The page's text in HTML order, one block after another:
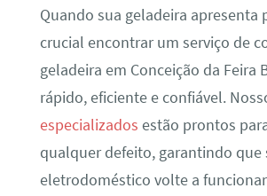
Quando sua geladeira apresenta
crucial encontrar um serviço de
geladeira em Conceição da Feira
rápido, eficiente e confiável.
especializados estão prontos
qualquer defeito, garantindo que
eletrodoméstico volte a funcionar